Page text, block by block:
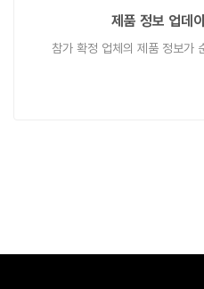
제품 정보 업데
참가 확정 업체의 제품 정보가